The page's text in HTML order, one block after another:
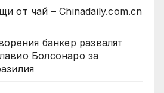
от чай – Chinadaily.com.cn
банкер развалят
Болсонаро за